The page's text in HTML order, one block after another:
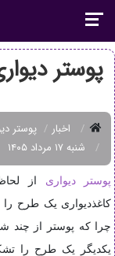
پوستر
اخبار
پوستر
شنبه ۱۷ مرداد ۱۴۰۵
پوستر دیواری از
کاغذدیواری یک طرح
چرا که پوستر از چند
یکدیگر یک طرح را